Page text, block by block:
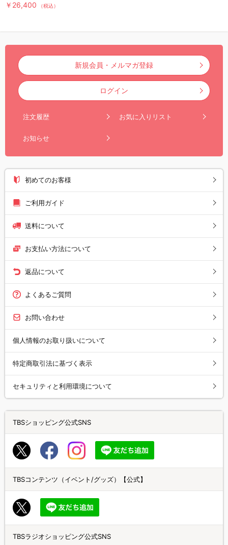
￥26,400 （税込）
新規会員・メルマガ登録
ログイン
注文履歴 お気に入りリスト
お知らせ
初めてのお客様
ご利用ガイド
送料について
お支払い方法について
返品について
よくあるご質問
お問い合わせ
個人情報のお取り扱いについて
特定商取引法に基づく表示
セキュリティと利用環境について
TBSショッピング公式SNS
TBSコンテンツ（イベント/グッズ）【公式】
TBSラジオショッピング公式SNS